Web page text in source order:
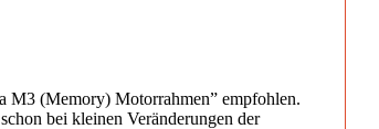
M3 (Memory) Motorrahmen” empfohlen.
bei kleinen Veränderungen der